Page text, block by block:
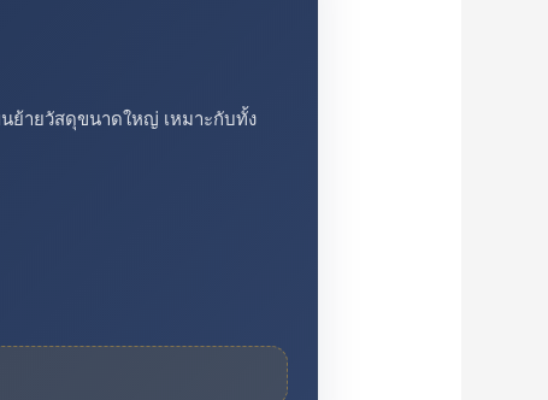
นย้ายวัสดุขนาดใหญ่ เหมาะกับทั้ง